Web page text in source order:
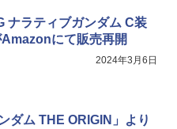
ナラティブガンダム C装
にて販売再開
2024年3月6日
ダム THE ORIGIN」より